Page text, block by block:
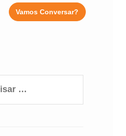
Vamos Conversar?